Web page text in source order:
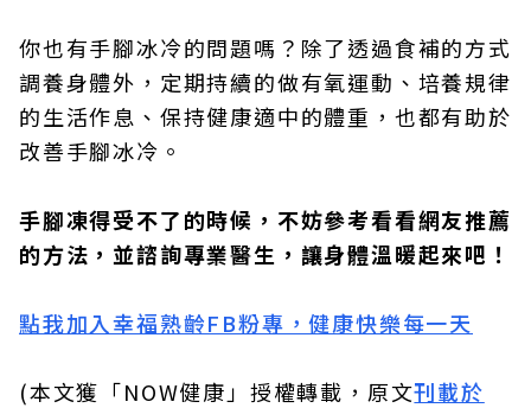
你也有手腳冰冷的問題嗎？除了透過食補的方式
調養身體外，定期持續的做有氧運動、培養規律
的生活作息、保持健康適中的體重，也都有助於
改善手腳冰冷。
手腳凍得受不了的時候，不妨參考看看網友推薦
的方法，並諮詢專業醫生，讓身體溫暖起來吧！
點我加入幸福熟齡FB粉專，健康快樂每一天
(本文獲「NOW健康」授權轉載，原文刊載於